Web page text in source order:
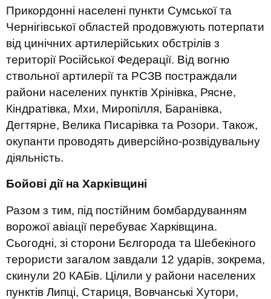
Прикордонні населені пункти Сумської та
Чернігівської областей продовжують потерпати
від цинічних артилерійських обстрілів з
території Російської Федерації. Від вогню
ствольної артилерії та РСЗВ постраждали
райони населених пунктів Хрінівка, Рясне,
Кіндратівка, Мхи, Миропілля, Баранівка,
Дегтярне, Велика Писарівка та Розори. Також,
окупанти проводять диверсійно-розвідувальну
діяльність.
Бойові дії на Харківщині
Разом з тим, під постійним бомбардуванням
ворожої авіації перебуває Харківщина.
Сьогодні, зі сторони Бєлгорода та Шебекіного
терористи загалом завдали 12 ударів, зокрема,
скинули 20 КАБів. Цілили у райони населених
пунктів Липці, Стариця, Вовчанські Хутори,